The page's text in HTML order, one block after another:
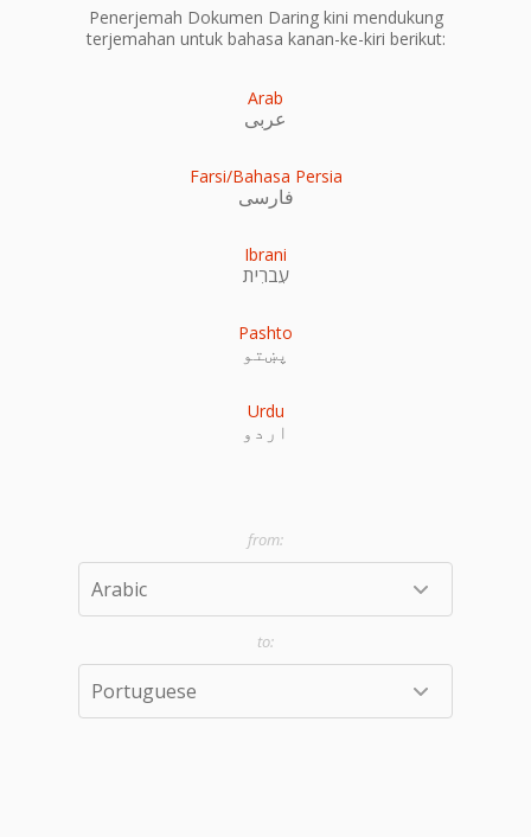
Penerjemah Dokumen Daring kini mendukung
terjemahan untuk bahasa kanan-ke-kiri berikut:
Arab
عربى
Farsi/Bahasa Persia
فارسی
Ibrani
עִברִית
Pashto
پښتو
Urdu
اردو